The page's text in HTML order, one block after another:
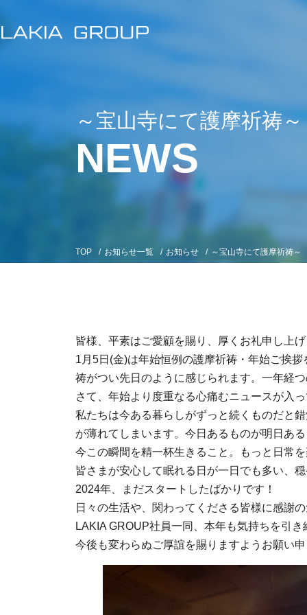
～宝山寺にて護摩祈祷～
NEWS
TOP / お知らせ一覧 / お知らせ / ～宝山寺にて護摩祈祷～
皆様、平素はご愛顧を賜り、厚くお礼申し上
1月5日(金)は年始恒例の護摩祈祷・年始ご挨
祷がつい先日のように感じられます。一年経
さて、年始より度重なる心痛むニュースが入
私たちは今ある暮らしがずっと続くものだと
が薄れてしまいます。今日あるものが明日あ
今この瞬間を精一杯生きること。もっと日常
皆さまが安心して眠れる日が一日でも多い、
2024年、まだスタートしたばかりです！
日々の生活や、関わってくださる皆様に感謝
LAKIA GROUP社員一同、本年も気持ちを引
今後も変わらぬご厚誼を賜りますようお願い